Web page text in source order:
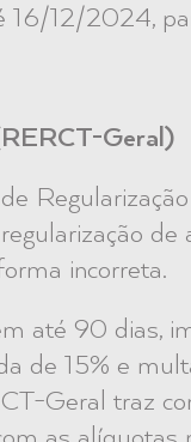
16/12/2024,
Geral)
de
incorreta.
até 90 dias,
de 15% e
Geral traz